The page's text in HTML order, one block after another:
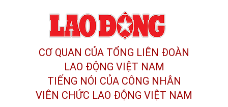
CƠ QUAN CỦA TỔNG LIÊN ĐOÀN
LAO ĐỘNG VIỆT NAM
TIẾNG NÓI CỦA CÔNG NHÂN
VIÊN CHỨC LAO ĐỘNG VIỆT NAM